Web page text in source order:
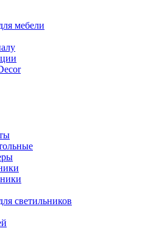
мебели
светильников